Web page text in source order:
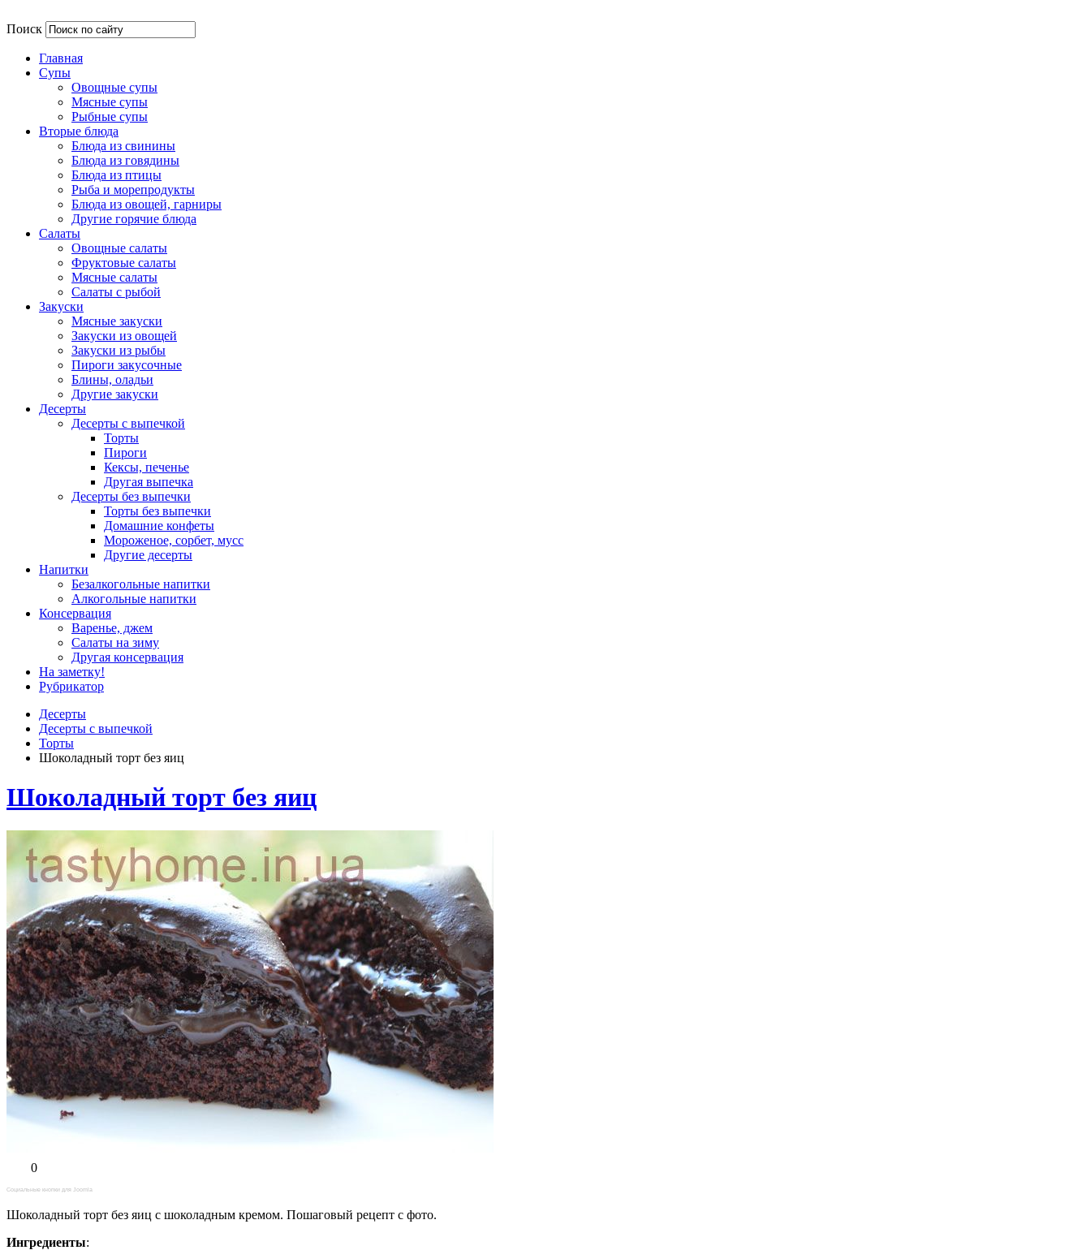
Поиск
Главная
Супы
Овощные супы
Мясные супы
Рыбные супы
Вторые блюда
Блюда из свинины
Блюда из говядины
Блюда из птицы
Рыба и морепродукты
Блюда из овощей, гарниры
Другие горячие блюда
Салаты
Овощные салаты
Фруктовые салаты
Мясные салаты
Салаты с рыбой
Закуски
Мясные закуски
Закуски из овощей
Закуски из рыбы
Пироги закусочные
Блины, оладьи
Другие закуски
Десерты
Десерты с выпечкой
Торты
Пироги
Кексы, печенье
Другая выпечка
Десерты без выпечки
Торты без выпечки
Домашние конфеты
Мороженое, сорбет, мусс
Другие десерты
Напитки
Безалкогольные напитки
Алкогольные напитки
Консервация
Варенье, джем
Салаты на зиму
Другая консервация
На заметку!
Рубрикатор
Десерты
Десерты с выпечкой
Торты
Шоколадный торт без яиц
Шоколадный торт без яиц
0
Социальные кнопки для Joomla
Шоколадный торт без яиц с шоколадным кремом. Пошаговый рецепт с фото.
Ингредиенты: